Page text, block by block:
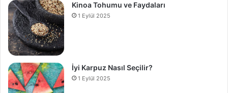
Kinoa Tohumu ve Faydaları
1 Eylül 2025
İyi Karpuz Nasıl Seçilir?
1 Eylül 2025